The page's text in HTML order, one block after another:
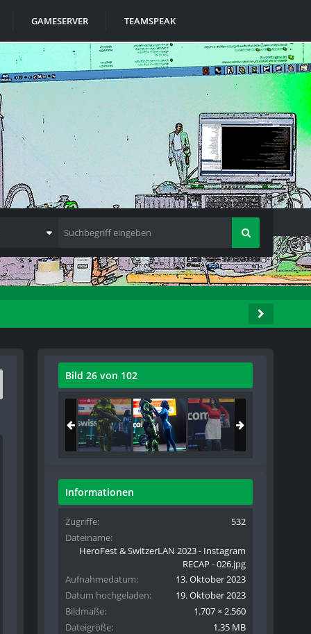
GAMESERVER TEAMSPEAK
Bild 26 von 102
Informationen
Zugriffe
532
Dateiname
HeroFest & SwitzerLAN 2023 - Instagram
RECAP - 026.jpg
Aufnahmedatum
13. Oktober 2023
Datum hochgeladen
19. Oktober 2023
Bildmaße
1.707 × 2.560
Dateigröße
1,35 MB